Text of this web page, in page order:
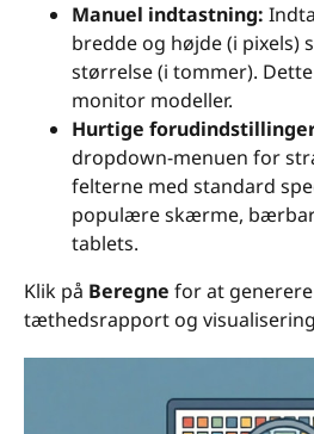
Manuel indtastning:
bredde og højde (i pixels)
størrelse (i tommer).
monitor modeller.
Hurtige
dropdown-menuen for
felterne med standard
populære skærme,
tablets.
Klik på Beregne for at
tæthedsrapport og